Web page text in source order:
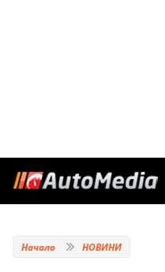
Начало НОВИНИ